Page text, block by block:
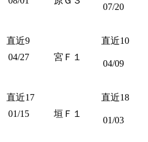
07/20
直近9 直近10
04/27
宮Ｆ１
04/09
直近17 直近18
01/15
垣Ｆ１
01/03